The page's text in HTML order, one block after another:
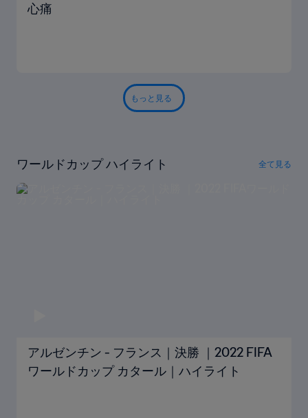
心痛
もっと見る
ワールドカップ ハイライト 全て見る
アルゼンチン - フランス｜決勝 ｜2022 FIFA
ワールドカップ カタール｜ハイライト